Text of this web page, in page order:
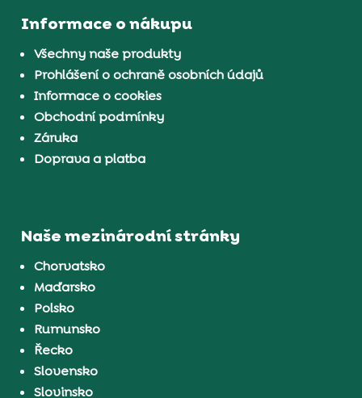
Informace o nákupu
Všechny naše produkty
Prohlášení o ochraně osobních údajů
Informace o cookies
Obchodní podmínky
Záruka
Doprava a platba
Naše mezinárodní stránky
Chorvatsko
Maďarsko
Polsko
Rumunsko
Řecko
Slovensko
Slovinsko